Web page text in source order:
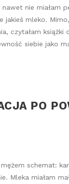
nie miałam
jakieś mleko.
czytałam książki
siebie jako
PO
schemat:
Mleka miałam